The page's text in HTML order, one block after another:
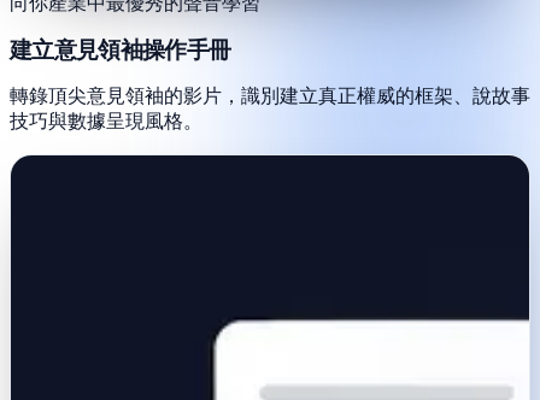
建立意見領袖操作手冊
轉錄頂尖意見領袖的影片，識別建立真正權威的框架、說故事
技巧與數據呈現風格。